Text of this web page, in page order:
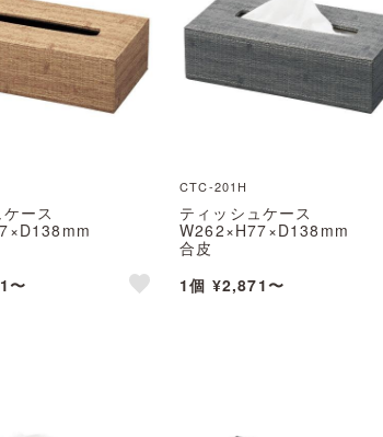
ース
〜
CTC-201H
ティッシュケース
W262×H77×D138mm
合皮
1個 ¥2,871〜